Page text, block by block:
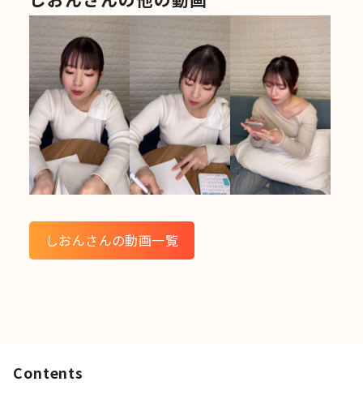
しおんさんの動画一覧
Contents